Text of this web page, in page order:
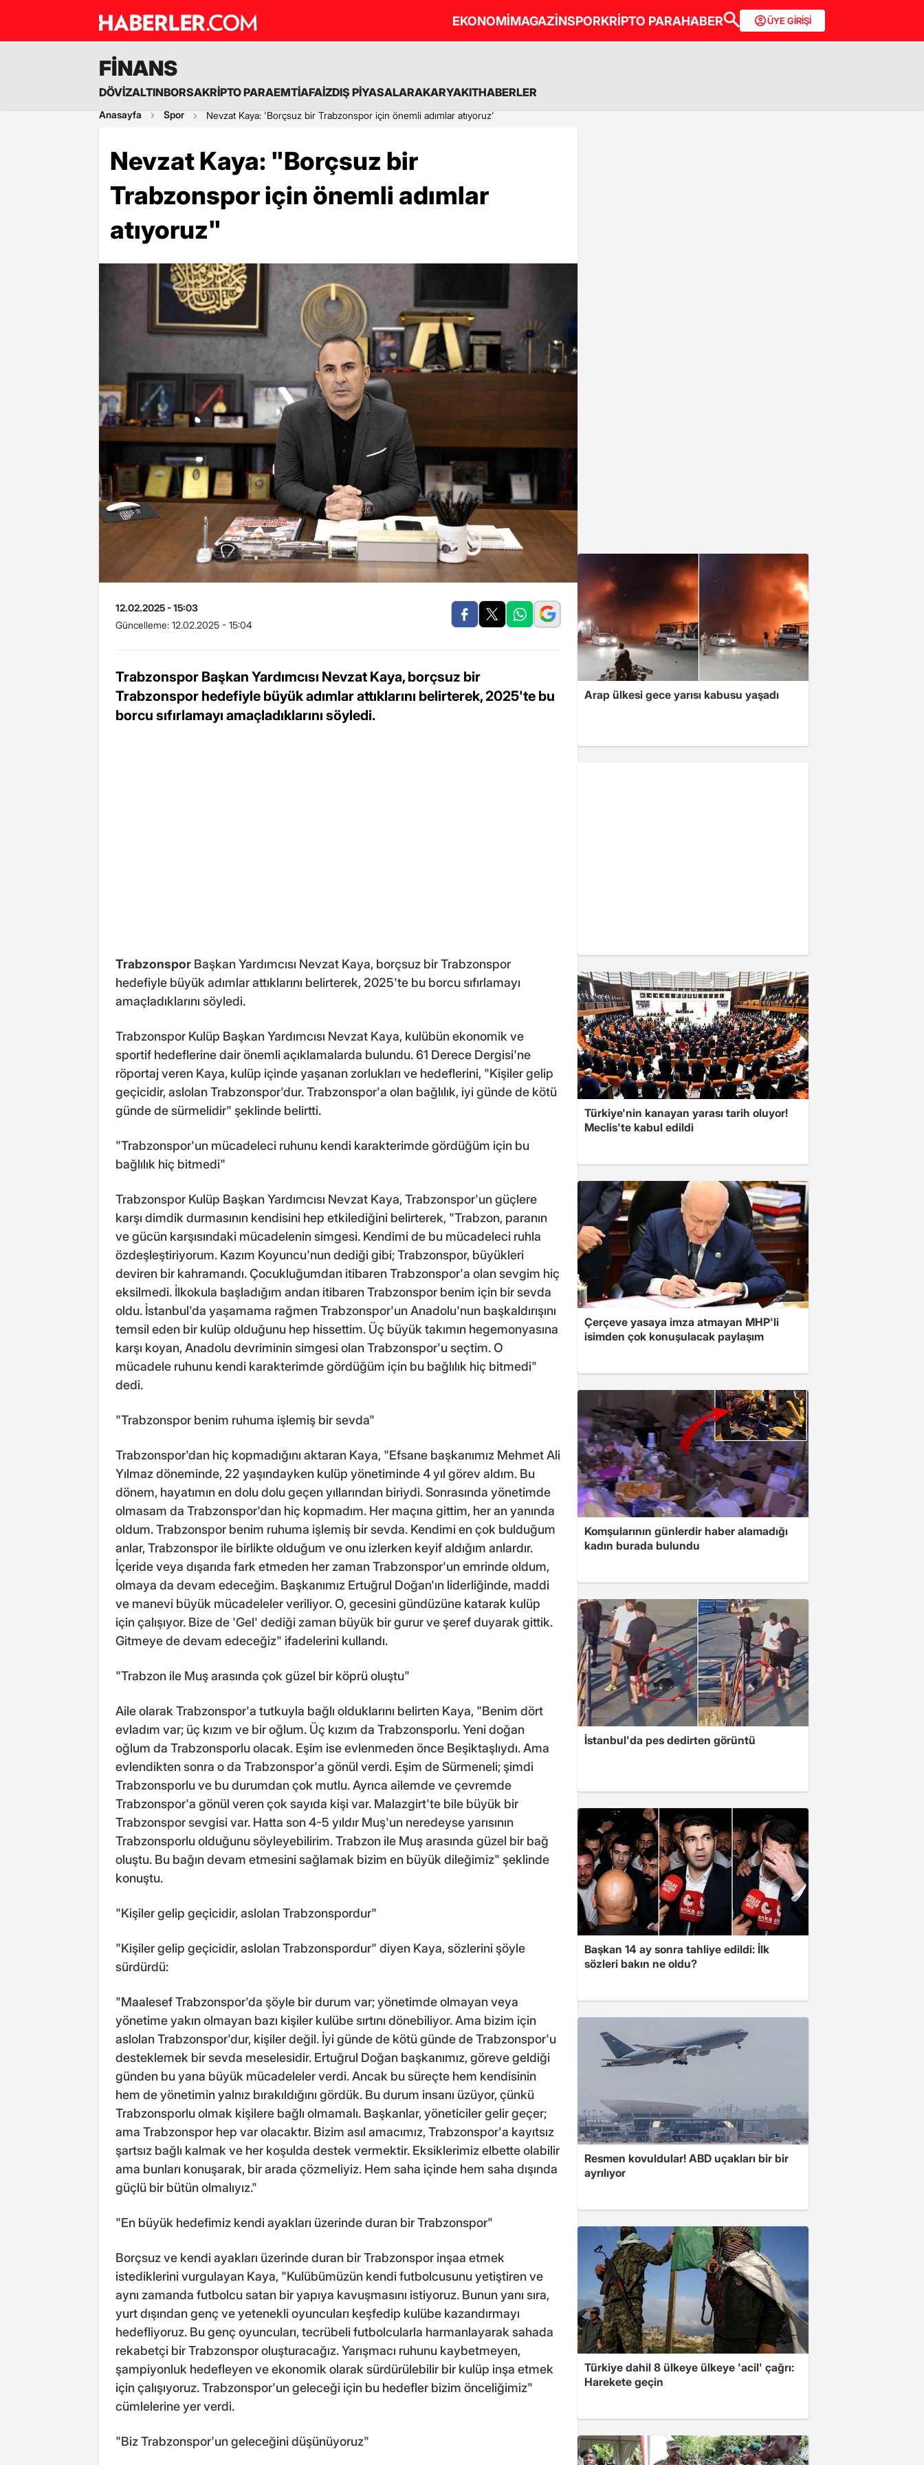
EKONOMİMAGAZİNSPORKRİPTO PARAHABER ÜYE GİRİŞİ
FİNANS
DÖVİZALTINBORSAKRİPTO PARAEMTİAFAİZDIŞ PİYASALARAKARYAKITHABERLER
Anasayfa Spor Nevzat Kaya: 'Borçsuz bir Trabzonspor için önemli adımlar atıyoruz'
Nevzat Kaya: "Borçsuz bir
Trabzonspor için önemli adımlar
atıyoruz"
12.02.2025 - 15:03
Güncelleme: 12.02.2025 - 15:04
Trabzonspor Başkan Yardımcısı Nevzat Kaya, borçsuz bir
Trabzonspor hedefiyle büyük adımlar attıklarını belirterek, 2025'te bu
borcu sıfırlamayı amaçladıklarını söyledi.
Trabzonspor Başkan Yardımcısı Nevzat Kaya, borçsuz bir Trabzonspor
hedefiyle büyük adımlar attıklarını belirterek, 2025'te bu borcu sıfırlamayı
amaçladıklarını söyledi.
Trabzonspor Kulüp Başkan Yardımcısı Nevzat Kaya, kulübün ekonomik ve
sportif hedeflerine dair önemli açıklamalarda bulundu. 61 Derece Dergisi'ne
röportaj veren Kaya, kulüp içinde yaşanan zorlukları ve hedeflerini, "Kişiler gelip
geçicidir, aslolan Trabzonspor'dur. Trabzonspor'a olan bağlılık, iyi günde de kötü
günde de sürmelidir" şeklinde belirtti.
"Trabzonspor'un mücadeleci ruhunu kendi karakterimde gördüğüm için bu
bağlılık hiç bitmedi"
Trabzonspor Kulüp Başkan Yardımcısı Nevzat Kaya, Trabzonspor'un güçlere
karşı dimdik durmasının kendisini hep etkilediğini belirterek, "Trabzon, paranın
ve gücün karşısındaki mücadelenin simgesi. Kendimi de bu mücadeleci ruhla
özdeşleştiriyorum. Kazım Koyuncu'nun dediği gibi; Trabzonspor, büyükleri
deviren bir kahramandı. Çocukluğumdan itibaren Trabzonspor'a olan sevgim hiç
eksilmedi. İlkokula başladığım andan itibaren Trabzonspor benim için bir sevda
oldu. İstanbul'da yaşamama rağmen Trabzonspor'un Anadolu'nun başkaldırışını
temsil eden bir kulüp olduğunu hep hissettim. Üç büyük takımın hegemonyasına
karşı koyan, Anadolu devriminin simgesi olan Trabzonspor'u seçtim. O
mücadele ruhunu kendi karakterimde gördüğüm için bu bağlılık hiç bitmedi"
dedi.
"Trabzonspor benim ruhuma işlemiş bir sevda"
Trabzonspor'dan hiç kopmadığını aktaran Kaya, "Efsane başkanımız Mehmet Ali
Yılmaz döneminde, 22 yaşındayken kulüp yönetiminde 4 yıl görev aldım. Bu
dönem, hayatımın en dolu dolu geçen yıllarından biriydi. Sonrasında yönetimde
olmasam da Trabzonspor'dan hiç kopmadım. Her maçına gittim, her an yanında
oldum. Trabzonspor benim ruhuma işlemiş bir sevda. Kendimi en çok bulduğum
anlar, Trabzonspor ile birlikte olduğum ve onu izlerken keyif aldığım anlardır.
İçeride veya dışarıda fark etmeden her zaman Trabzonspor'un emrinde oldum,
olmaya da devam edeceğim. Başkanımız Ertuğrul Doğan'ın liderliğinde, maddi
ve manevi büyük mücadeleler veriliyor. O, gecesini gündüzüne katarak kulüp
için çalışıyor. Bize de 'Gel' dediği zaman büyük bir gurur ve şeref duyarak gittik.
Gitmeye de devam edeceğiz" ifadelerini kullandı.
"Trabzon ile Muş arasında çok güzel bir köprü oluştu"
Aile olarak Trabzonspor'a tutkuyla bağlı olduklarını belirten Kaya, "Benim dört
evladım var; üç kızım ve bir oğlum. Üç kızım da Trabzonsporlu. Yeni doğan
oğlum da Trabzonsporlu olacak. Eşim ise evlenmeden önce Beşiktaşlıydı. Ama
evlendikten sonra o da Trabzonspor'a gönül verdi. Eşim de Sürmeneli; şimdi
Trabzonsporlu ve bu durumdan çok mutlu. Ayrıca ailemde ve çevremde
Trabzonspor'a gönül veren çok sayıda kişi var. Malazgirt'te bile büyük bir
Trabzonspor sevgisi var. Hatta son 4-5 yıldır Muş'un neredeyse yarısının
Trabzonsporlu olduğunu söyleyebilirim. Trabzon ile Muş arasında güzel bir bağ
oluştu. Bu bağın devam etmesini sağlamak bizim en büyük dileğimiz" şeklinde
konuştu.
"Kişiler gelip geçicidir, aslolan Trabzonspordur"
"Kişiler gelip geçicidir, aslolan Trabzonspordur" diyen Kaya, sözlerini şöyle
sürdürdü:
"Maalesef Trabzonspor'da şöyle bir durum var; yönetimde olmayan veya
yönetime yakın olmayan bazı kişiler kulübe sırtını dönebiliyor. Ama bizim için
aslolan Trabzonspor'dur, kişiler değil. İyi günde de kötü günde de Trabzonspor'u
desteklemek bir sevda meselesidir. Ertuğrul Doğan başkanımız, göreve geldiği
günden bu yana büyük mücadeleler verdi. Ancak bu süreçte hem kendisinin
hem de yönetimin yalnız bırakıldığını gördük. Bu durum insanı üzüyor, çünkü
Trabzonsporlu olmak kişilere bağlı olmamalı. Başkanlar, yöneticiler gelir geçer;
ama Trabzonspor hep var olacaktır. Bizim asıl amacımız, Trabzonspor'a kayıtsız
şartsız bağlı kalmak ve her koşulda destek vermektir. Eksiklerimiz elbette olabilir
ama bunları konuşarak, bir arada çözmeliyiz. Hem saha içinde hem saha dışında
güçlü bir bütün olmalıyız."
"En büyük hedefimiz kendi ayakları üzerinde duran bir Trabzonspor"
Borçsuz ve kendi ayakları üzerinde duran bir Trabzonspor inşaa etmek
istediklerini vurgulayan Kaya, "Kulübümüzün kendi futbolcusunu yetiştiren ve
aynı zamanda futbolcu satan bir yapıya kavuşmasını istiyoruz. Bunun yanı sıra,
yurt dışından genç ve yetenekli oyuncuları keşfedip kulübe kazandırmayı
hedefliyoruz. Bu genç oyuncuları, tecrübeli futbolcularla harmanlayarak sahada
rekabetçi bir Trabzonspor oluşturacağız. Yarışmacı ruhunu kaybetmeyen,
şampiyonluk hedefleyen ve ekonomik olarak sürdürülebilir bir kulüp inşa etmek
için çalışıyoruz. Trabzonspor'un geleceği için bu hedefler bizim önceliğimiz"
cümlelerine yer verdi.
"Biz Trabzonspor'un geleceğini düşünüyoruz"
Arap ülkesi gece yarısı kabusu yaşadı
Türkiye'nin kanayan yarası tarih oluyor!
Meclis'te kabul edildi
Çerçeve yasaya imza atmayan MHP'li
isimden çok konuşulacak paylaşım
Komşularının günlerdir haber alamadığı
kadın burada bulundu
İstanbul'da pes dedirten görüntü
Başkan 14 ay sonra tahliye edildi: İlk
sözleri bakın ne oldu?
Resmen kovuldular! ABD uçakları bir bir
ayrılıyor
Türkiye dahil 8 ülkeye ülkeye 'acil' çağrı:
Harekete geçin